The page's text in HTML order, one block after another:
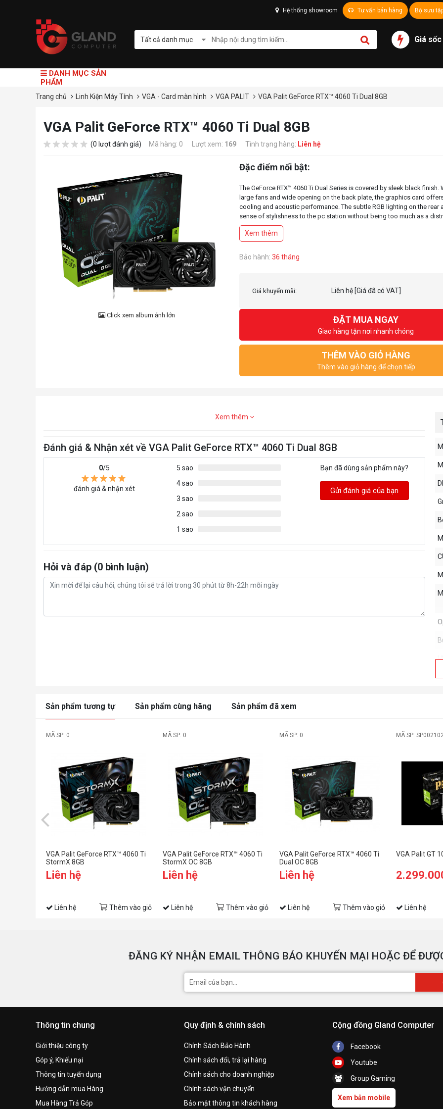
Hệ thống showroom Tư vấn bán hàng Bộ sưu
Tất cả danh mục Giá sốc
DANH MỤC SẢN
PHẨM
Trang chủ Linh Kiện Máy Tính VGA - Card màn hình VGA PALIT VGA Palit GeForce RTX™ 4060 Ti Dual 8GB
VGA Palit GeForce RTX™ 4060 Ti Dual 8GB
(0 lượt đánh giá) Mã hàng: 0 Lượt xem: 169 Tình trạng hàng: Liên hệ
Click xem album ảnh lớn
Đặc điểm nổi bật:
The GeForce RTX™ 4060 Ti Dual Series is covered by sleek black finish.
large fans and wide opening on the back plate, the graphics card
cooling and acoustic performance. The subtle RGB lighting on the rear
sense of stylishness to the pc station without being too much as a
Xem thêm
Bảo hành: 36 tháng
Giá khuyến mãi: Liên hệ [Giá đã có VAT]
ĐẶT MUA NGAY
Giao hàng tận nơi nhanh chóng
THÊM VÀO GIỎ HÀNG
Thêm vào giỏ hàng để chọn tiếp
Xem thêm
Đánh giá & Nhận xét về VGA Palit GeForce RTX™ 4060 Ti Dual 8GB
0/5
đánh giá & nhận xét
5 sao
4 sao
3 sao
2 sao
1 sao
Bạn đã dùng sản phẩm này?
Gửi đánh giá của bạn
Hỏi và đáp (0 bình luận)
Sản phẩm tương tự Sản phẩm cùng hãng Sản phẩm đã xem
MÃ SP: 0
VGA Palit GeForce RTX™ 4060 Ti
StormX 8GB
Liên hệ
Liên hệ Thêm vào giỏ
MÃ SP: 0
VGA Palit GeForce RTX™ 4060 Ti
StormX OC 8GB
Liên hệ
Liên hệ Thêm vào giỏ
MÃ SP: 0
VGA Palit GeForce RTX™ 4060 Ti
Dual OC 8GB
Liên hệ
Liên hệ Thêm vào giỏ
MÃ SP:
VGA Palit GT
Liên hệ
ĐĂNG KÝ NHẬN EMAIL THÔNG BÁO KHUYẾN MẠI HOẶC ĐỂ
Thông tin chung
Giới thiệu công ty
Góp ý, Khiếu nại
Thông tin tuyển dụng
Hướng dẫn mua Hàng
Mua Hàng Trả Góp
Quy định & chính sách
Chính Sách Bảo Hành
Chính sách đổi, trả lại hàng
Chính sách cho doanh nghiệp
Chính sách vận chuyển
Bảo mật thông tin khách hàng
Cộng đồng Gland Computer
Facebook
Youtube
Group Gaming
Xem bản mobile